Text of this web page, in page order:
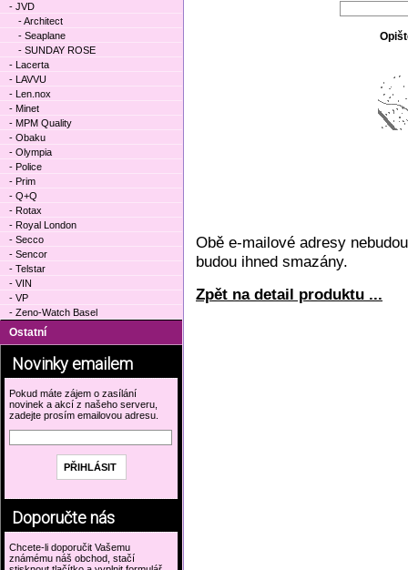
Obě e-mailové adresy
budou ihned smazány.
Zpět na detail produktu ...
- JVD
- Architect
- Seaplane
- SUNDAY ROSE
- Lacerta
- LAVVU
- Len.nox
- Minet
- MPM Quality
- Obaku
- Olympia
- Police
- Prim
- Q+Q
- Rotax
- Royal London
- Secco
- Sencor
- Telstar
- VIN
- VP
- Zeno-Watch Basel
Ostatní
Novinky emailem
Pokud máte zájem o zasílání
novinek a akcí z našeho serveru,
zadejte prosím emailovou adresu.
Doporučte nás
Chcete-li doporučit Vašemu
známému náš obchod, stačí